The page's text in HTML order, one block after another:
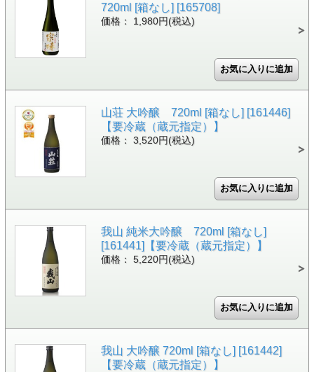
720ml [箱なし] [165708]
価格： 1,980円(税込)
山荘 大吟醸 720ml [箱なし] [161446]
【要冷蔵（蔵元指定）】
価格： 3,520円(税込)
我山 純米大吟醸 720ml [箱なし]
[161441]【要冷蔵（蔵元指定）】
価格： 5,220円(税込)
我山 大吟醸 720ml [箱なし] [161442]
【要冷蔵（蔵元指定）】